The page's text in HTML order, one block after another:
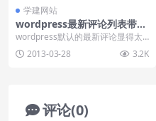
学建网站
wordpress最新评论列表带头
像版
wordpress默认的最新评论显得太
单调了，也不是很美观，并且也不
能按照我们的...
2013-03-28 3.2K
评论(0)